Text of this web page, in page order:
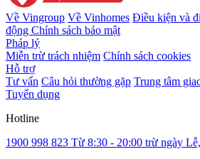
Về Vingroup Về Vinhomes Điều kiện và
động Chính sách bảo mật
Pháp lý
Miễn trừ trách nhiệm Chính sách cookies
Hỗ trợ
Tư vấn Câu hỏi thường gặp Trung tâm
Tuyển dụng
Hotline
1900 998 823 Từ 8:30 - 20:00 trừ ngày